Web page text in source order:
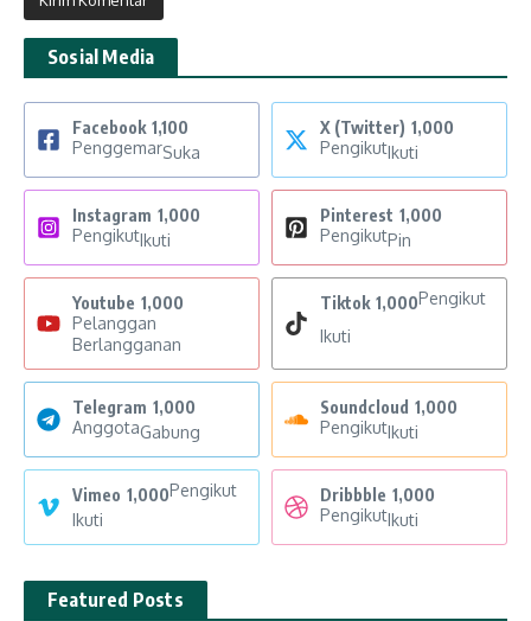
Sosial Media
Facebook 1,100
PenggemarSuka
X (Twitter) 1,000
PengikutIkuti
Instagram 1,000
PengikutIkuti
Pinterest 1,000
PengikutPin
Youtube 1,000
Pelanggan
Berlangganan
Tiktok 1,000Pengikut
Ikuti
Telegram 1,000
AnggotaGabung
Soundcloud 1,000
PengikutIkuti
Vimeo 1,000Pengikut
Ikuti
Dribbble 1,000
PengikutIkuti
Featured Posts